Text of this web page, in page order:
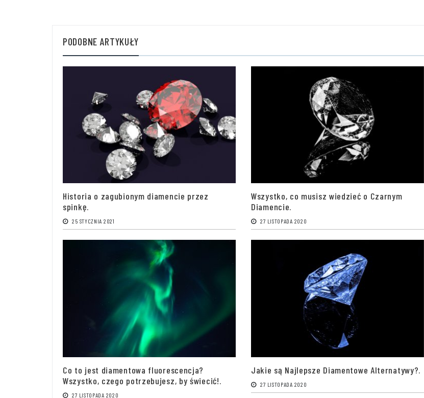
PODOBNE ARTYKUŁY
Historia o zagubionym diamencie przez
spinkę.
25 STYCZNIA 2021
Wszystko, co musisz wiedzieć o Czarnym
Diamencie.
27 LISTOPADA 2020
Co to jest diamentowa fluorescencja?
Wszystko, czego potrzebujesz, by świecić!.
27 LISTOPADA 2020
Jakie są Najlepsze Diamentowe Alternatywy?.
27 LISTOPADA 2020